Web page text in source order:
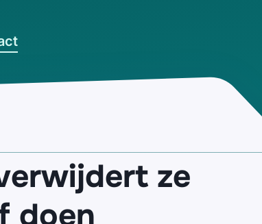
ze
doen